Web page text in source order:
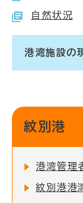
自然状況
港湾施設の
紋別港
港湾管理